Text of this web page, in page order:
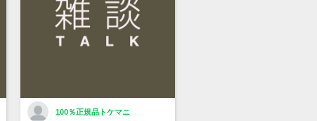
100％正規品トケマニ